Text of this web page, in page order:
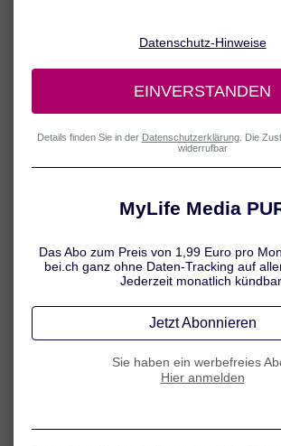
Do: Den verstauchten
kühlen
Bei einem verstauchten Fuss gehört rasches
wichtigsten Erste-Hilfe-Massnahmen. Denn
dafür, dass sich die Blutgefässe
Blutfluss verringert wird. Auf diese Weise
wirkt auch Schwellungen und Blutergüssen
Minuten Kühlpause einlegen.
Vorsicht:
Kühlmittel nie direkt auf die Haut